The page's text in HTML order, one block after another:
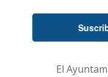
El